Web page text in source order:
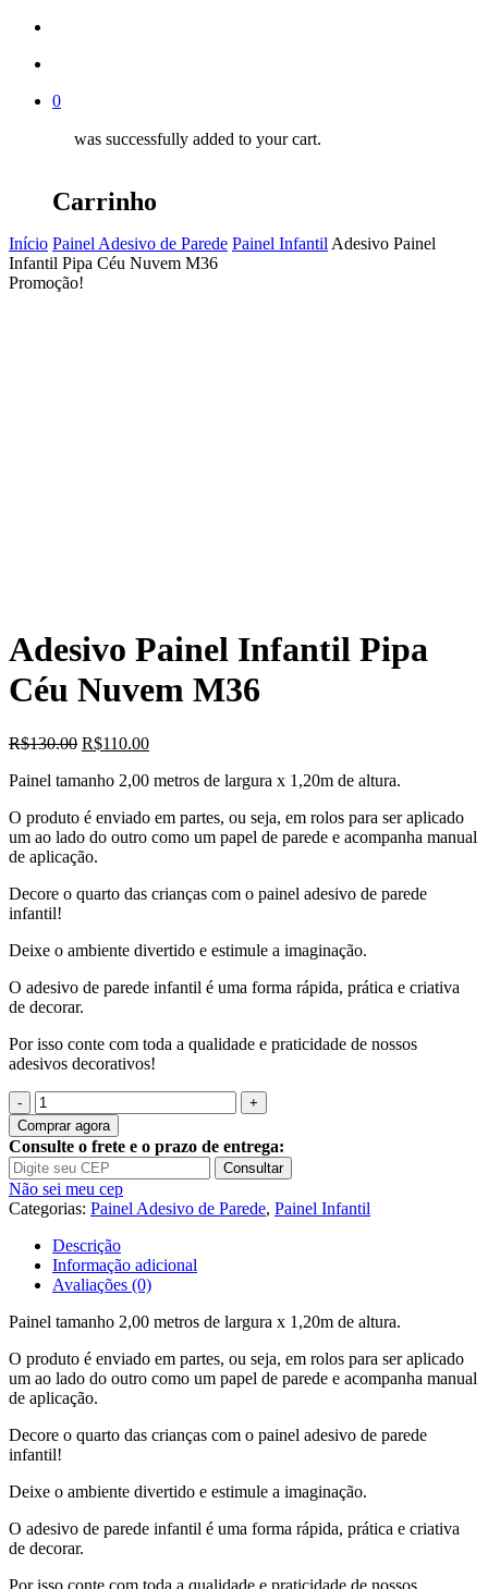
0
was successfully added to your cart.
Carrinho
Início Painel Adesivo de Parede Painel Infantil Adesivo Painel
Infantil Pipa Céu Nuvem M36
Promoção!
Adesivo Painel Infantil Pipa
Céu Nuvem M36
R$130.00 O
original
R$130.00.
R$110.00O
atual
R$110.00.
Painel tamanho 2,00 metros de largura x 1,20m de altura.
O produto é enviado em partes, ou seja, em rolos para ser aplicado
um ao lado do outro como um papel de parede e acompanha manual
de aplicação.
Decore o quarto das crianças com o painel adesivo de parede
infantil!
Deixe o ambiente divertido e estimule a imaginação.
O adesivo de parede infantil é uma forma rápida, prática e criativa
de decorar.
Por isso conte com toda a qualidade e praticidade de nossos
adesivos decorativos!
Quantidade
de
Adesivo
Painel
Infantil
Pipa
Céu
Nuvem
M36
Comprar agora
Consulte o frete e o prazo de entrega:
Consultar
Não sei meu cep
Categorias: Painel Adesivo de Parede, Painel Infantil
Descrição
Informação adicional
Avaliações (0)
Painel tamanho 2,00 metros de largura x 1,20m de altura.
O produto é enviado em partes, ou seja, em rolos para ser aplicado
um ao lado do outro como um papel de parede e acompanha manual
de aplicação.
Decore o quarto das crianças com o painel adesivo de parede
infantil!
Deixe o ambiente divertido e estimule a imaginação.
O adesivo de parede infantil é uma forma rápida, prática e criativa
de decorar.
Por isso conte com toda a qualidade e praticidade de nossos